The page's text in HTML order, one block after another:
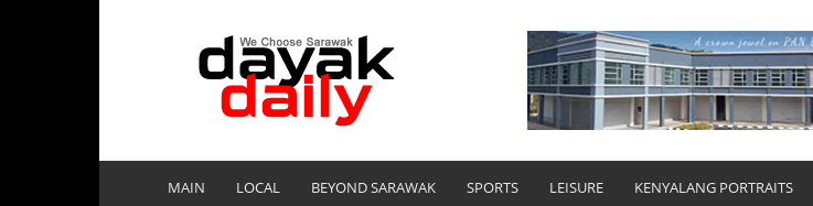
DayakDaily
MAIN LOCAL BEYOND SARAWAK SPORTS LEISURE KENYALANG PORTRAITS